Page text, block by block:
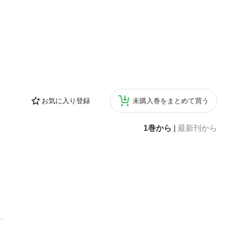
お気に入り登録 未購入巻をまとめて買う
1巻から 最新刊から